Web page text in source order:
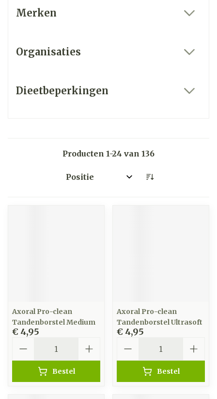
Merken
Organisaties
Dieetbeperkingen
Producten 1-24 van 136
Sorteer op:
Axoral Pro-clean
Tandenborstel Medium
€ 4,95
Bestel
Axoral Pro-clean
Tandenborstel Ultrasoft
€ 4,95
Bestel